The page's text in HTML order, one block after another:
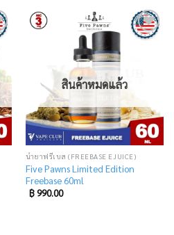
Add
สินค้าหมดแล้ว
น้ำยาฟรีเบส (FREEBASE EJUICE)
Five Pawns Limited Edition
Freebase 60ml
฿990.00